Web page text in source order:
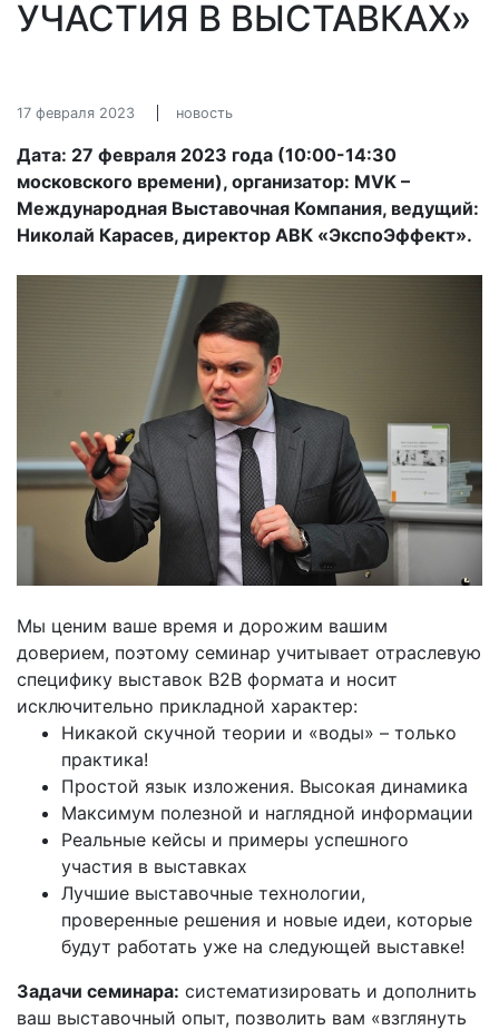
УЧАСТИЯ В ВЫСТАВКАХ»
17 февраля 2023 новость
Дата: 27 февраля 2023 года (10:00-14:30
московского времени), организатор: MVK –
Международная Выставочная Компания, ведущий:
Николай Карасев, директор АВК «ЭкспоЭффект».
Мы ценим ваше время и дорожим вашим
доверием, поэтому семинар учитывает отраслевую
специфику выставок B2B формата и носит
исключительно прикладной характер:
Никакой скучной теории и «воды» – только
практика!
Простой язык изложения. Высокая динамика
Максимум полезной и наглядной информации
Реальные кейсы и примеры успешного
участия в выставках
Лучшие выставочные технологии,
проверенные решения и новые идеи, которые
будут работать уже на следующей выставке!
Задачи семинара: систематизировать и дополнить
ваш выставочный опыт, позволить вам «взглянуть